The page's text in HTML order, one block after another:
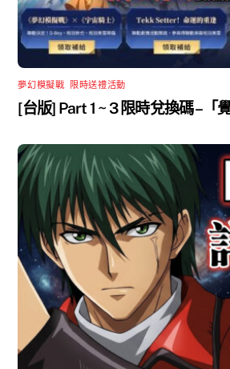
夢幻模擬戰 限時送禮活動
[台版] Part 1 ~ 3 限時兌換碼 –「